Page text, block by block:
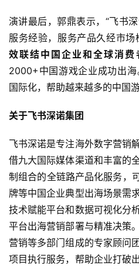
3
0
日
游
茶
接
会
上
海
站
演讲最后，郭鼎表示，“飞书
服务经验，服务产品久经市场
效联结中国企业和全球消费
2000+中国游戏企业成功出
国际化，帮助越来越多的中国
关于飞书深诺集团
飞书深诺是专注海外数字营销
借九大国际媒体渠道和丰富的
制组合的全链路产品化服务，
牌等中国企业典型出海场景需
技术赋能平台和数据可视化分
平台出海营销部署与精准决策
营销等多部门组成的专家顾问
项目执行服务，帮助企业打破